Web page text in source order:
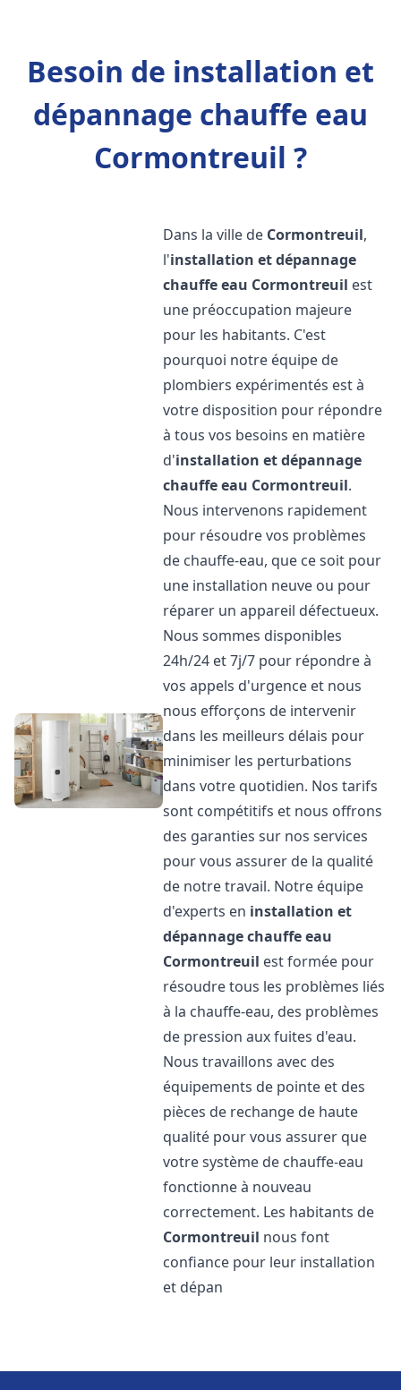
Besoin de installation et
dépannage chauffe eau
Cormontreuil ?
Dans la ville de Cormontreuil,
l'installation et dépannage
chauffe eau Cormontreuil est
une préoccupation majeure
pour les habitants. C'est
pourquoi notre équipe de
plombiers expérimentés est à
votre disposition pour répondre
à tous vos besoins en matière
d'installation et dépannage
chauffe eau Cormontreuil.
Nous intervenons rapidement
pour résoudre vos problèmes
de chauffe-eau, que ce soit pour
une installation neuve ou pour
réparer un appareil défectueux.
Nous sommes disponibles
24h/24 et 7j/7 pour répondre à
vos appels d'urgence et nous
nous efforçons de intervenir
dans les meilleurs délais pour
minimiser les perturbations
dans votre quotidien. Nos tarifs
sont compétitifs et nous offrons
des garanties sur nos services
pour vous assurer de la qualité
de notre travail. Notre équipe
d'experts en installation et
dépannage chauffe eau
Cormontreuil est formée pour
résoudre tous les problèmes liés
à la chauffe-eau, des problèmes
de pression aux fuites d'eau.
Nous travaillons avec des
équipements de pointe et des
pièces de rechange de haute
qualité pour vous assurer que
votre système de chauffe-eau
fonctionne à nouveau
correctement. Les habitants de
Cormontreuil nous font
confiance pour leur installation
et dépan